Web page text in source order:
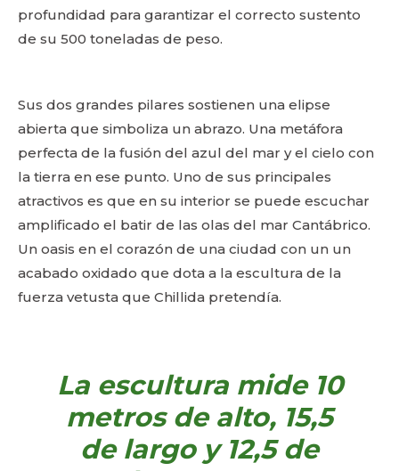
profundidad para garantizar el correcto sustento
de su 500 toneladas de peso.
Sus dos grandes pilares sostienen una elipse
abierta que simboliza un abrazo. Una metáfora
perfecta de la fusión del azul del mar y el cielo con
la tierra en ese punto. Uno de sus principales
atractivos es que en su interior se puede escuchar
amplificado el batir de las olas del mar Cantábrico.
Un oasis en el corazón de una ciudad con un un
acabado oxidado que dota a la escultura de la
fuerza vetusta que Chillida pretendía.
La escultura mide 10
metros de alto, 15,5
de largo y 12,5 de